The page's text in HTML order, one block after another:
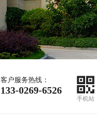
客户服务热线：
133-0269-6526
手机站